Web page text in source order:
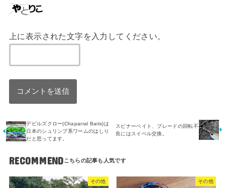
上に表示された文字を入力してください。
デビルズクロー(Chaparral Baits)は
日本のシュリンプ系ワームのはしり
だと思ってます。
スピナーベイト、ブレードの回転不
良にはスイベル交換。
RECOMMEND
その他 その他